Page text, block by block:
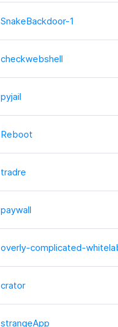
SnakeBackdoor-1
checkwebshell
pyjail
Reboot
tradre
paywall
overly-complicated-
crator
strangeApp